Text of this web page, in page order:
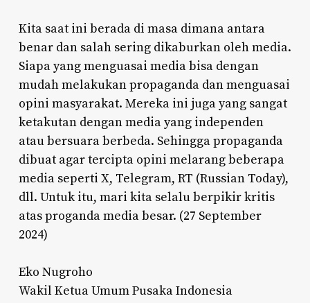
Kita saat ini berada di masa dimana antara
benar dan salah sering dikaburkan oleh media.
Siapa yang menguasai media bisa dengan
mudah melakukan propaganda dan menguasai
opini masyarakat. Mereka ini juga yang sangat
ketakutan dengan media yang independen
atau bersuara berbeda. Sehingga propaganda
dibuat agar tercipta opini melarang beberapa
media seperti X, Telegram, RT (Russian Today),
dll. Untuk itu, mari kita selalu berpikir kritis
atas proganda media besar. (27 September
2024)
Eko Nugroho
Wakil Ketua Umum Pusaka Indonesia